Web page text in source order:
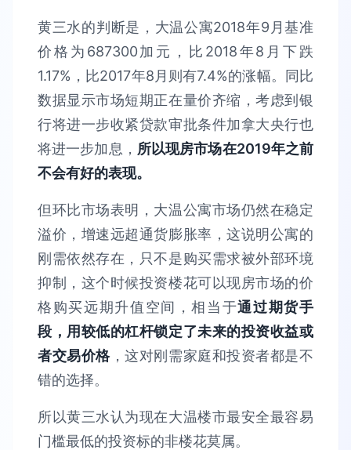
黄三水的判断是，大温公寓2018年9月基准
价格为687300加元，比2018年8月下跌
1.17%，比2017年8月则有7.4%的涨幅。同比
数据显示市场短期正在量价齐缩，考虑到银
行将进一步收紧贷款审批条件加拿大央行也
将进一步加息， 所以现房市场在2019年之前
不会有好的表现。
但环比市场表明，大温公寓市场仍然在稳定
溢价，增速远超通货膨胀率，这说明公寓的
刚需依然存在，只不是购买需求被外部环境
抑制，这个时候投资楼花可以现房市场的价
格购买远期升值空间，相当于通过期货手
段，用较低的杠杆锁定了未来的投资收益或
者交易价格，这对刚需家庭和投资者都是不
错的选择。
所以黄三水认为现在大温楼市最安全最容易
门槛最低的投资标的非楼花莫属。